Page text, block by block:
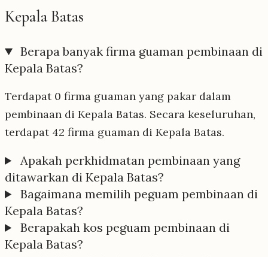
Kepala Batas
Berapa banyak firma guaman pembinaan di
Kepala Batas?
Terdapat 0 firma guaman yang pakar dalam
pembinaan di Kepala Batas. Secara keseluruhan,
terdapat 42 firma guaman di Kepala Batas.
Apakah perkhidmatan pembinaan yang
ditawarkan di Kepala Batas?
Bagaimana memilih peguam pembinaan di
Kepala Batas?
Berapakah kos peguam pembinaan di
Kepala Batas?